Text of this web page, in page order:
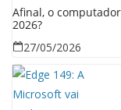
Afinal, o
2026?
27/05/2026